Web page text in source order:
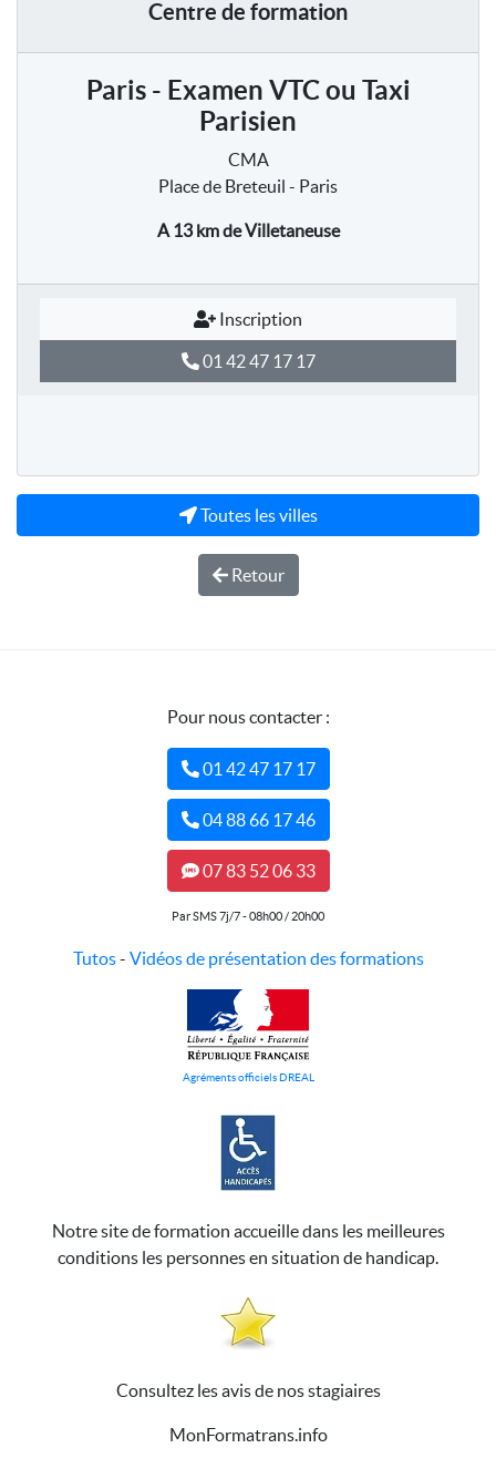
Centre de formation
Paris - Examen VTC ou Taxi
Parisien
CMA
Place de Breteuil - Paris
A 13 kmde Villetaneuse
Inscription
01 42 47 17 17
Toutes les villes
Retour
Pour nous contacter :
01 42 47 17 17
04 88 66 17 46
07 83 52 06 33
Par SMS 7j/7 - 08h00 / 20h00
Tutos- Vidéos de présentation des formations
Agréments officiels DREAL
Notre site de formation accueille dans les meilleures
conditions les personnes en situation de handicap.
Consultez les avis de nos stagiaires
MonFormatrans.info